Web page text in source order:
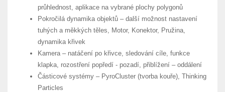
průhlednost, aplikace na vybrané plochy polygonů
Pokročilá dynamika objektů – další možnost nastavení
tuhých a měkkých těles, Motor, Konektor, Pružina,
dynamika křivek
Kamera – natáčení po křivce, sledování cíle, funkce
klapka, rozostření popředí - pozadí, přiblížení – oddálení
Částicové systémy – PyroCluster (tvorba kouře), Thinking
Particles